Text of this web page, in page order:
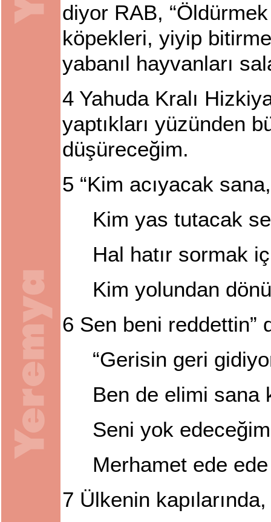
diyor RAB,
köpekleri, yiyip
yabanıl hayvanları
4 Yahuda Kralı
yaptıkları yüzünden
düşüreceğim.
5 “Kim acıyacak
Kim yas tutacak
Hal hatır sormak
Kim yolundan
6 Sen beni reddettin”
“Gerisin geri
Ben de elimi sana
Seni yok
Merhamet ede
7 Ülkenin kapılarında,